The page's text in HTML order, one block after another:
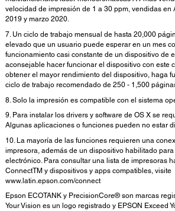
velocidad de impresión de 1 a 30 ppm, vendidas en
2019 y marzo 2020.
7. Un ciclo de trabajo mensual de hasta 20,000
elevado que un usuario puede esperar en un mes
funcionamiento casi constante de un dispositivo de
aconsejable hacer funcionar el dispositivo con este
obtener el mayor rendimiento del dispositivo, haga
ciclo de trabajo recomendado de 250 - 1,500
8. Solo la impresión es compatible con el sistema
9. Para instalar los drivers y software de OS X se
Algunas aplicaciones o funciones pueden no estar
10. La mayoría de las funciones requieren una
impresora, además de un dispositivo habilitado
electrónico. Para consultar una lista de impresoras
ConnectTM y dispositivos y apps compatibles, visite
www.latin.epson.com/connect
Epson ECOTANK y PrecisionCore® son marcas
Your Vision es un logo registrado y EPSON Exceed